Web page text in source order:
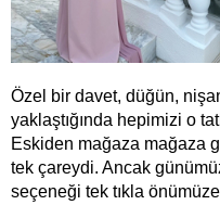
Özel bir davet, düğün,
yaklaştığında hepimizi o
Eskiden mağaza mağaza
tek çareydi. Ancak
seçeneği tek tıkla